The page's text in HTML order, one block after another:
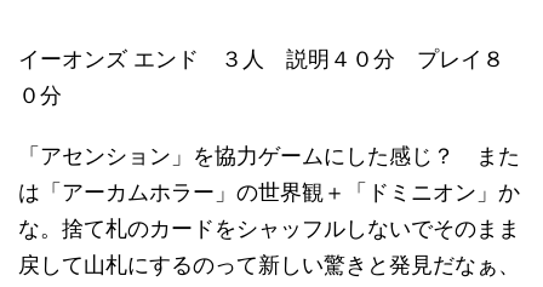
イーオンズ エンド ３人 説明４０分 プレイ８
０分
「アセンション」を協力ゲームにした感じ？ また
は「アーカムホラー」の世界観＋「ドミニオン」か
な。捨て札のカードをシャッフルしないでそのまま
戻して山札にするのって新しい驚きと発見だなぁ、